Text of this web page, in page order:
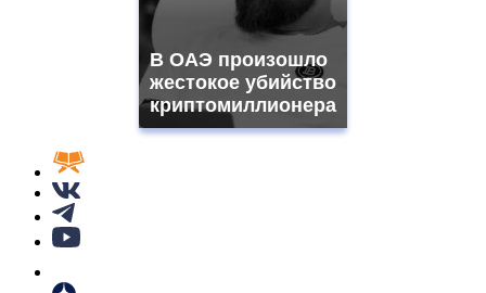
В ОАЭ произошло
жестокое убийство
криптомиллионера